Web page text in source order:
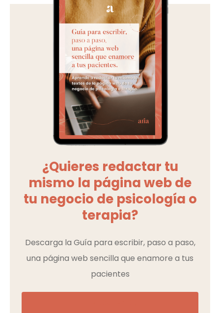
¿Quieres redactar tu
mismo la página web de
tu negocio de psicología o
terapia?
Descarga la Guía para escribir, paso a paso,
una página web sencilla que enamore a tus
pacientes